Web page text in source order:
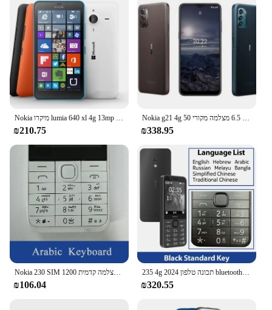
₪210.75 ₪338.95
Nokia 230 SIM כפול גרסה רב שפה עם מצלמה קדמית 1200 mah dumbphone ערבית מקלדת משמש טלפון
₪106.04
235 4g 2024 תכונה טלפון bluetooth 5.0 fm רדיו כפול sim מצלמה 2mp 1450mah סוג מחפיר-c טלפון נייד
₪320.55